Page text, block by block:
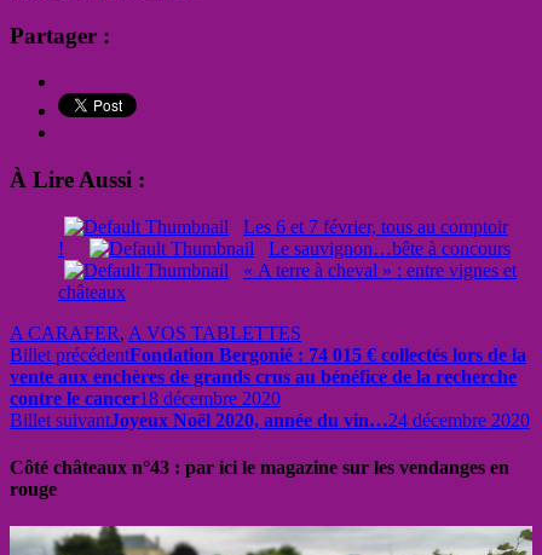
Partager :
À Lire Aussi :
Les 6 et 7 février, tous au comptoir
!
Le sauvignon…bête à concours
« A terre à cheval » : entre vignes et
châteaux
A CARAFER, A VOS TABLETTES
Billet précédentFondation Bergonié : 74 015 € collectés lors de la
vente aux enchères de grands crus au bénéfice de la recherche
contre le cancer18 décembre 2020
Billet suivantJoyeux Noël 2020, année du vin…24 décembre 2020
Côté châteaux n°43 : par ici le magazine sur les vendanges en
rouge